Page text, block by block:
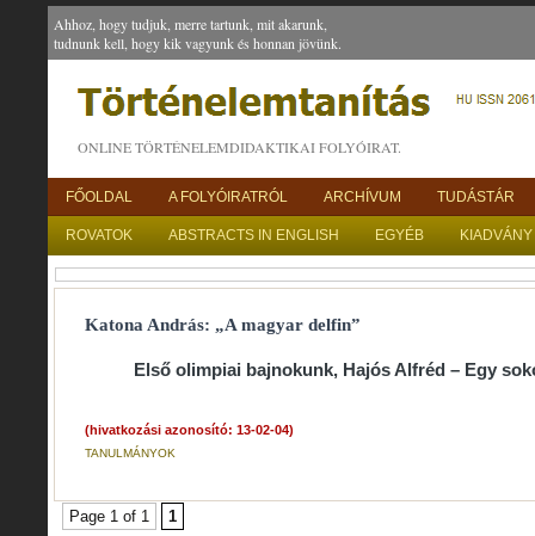
Ahhoz, hogy tudjuk, merre tartunk, mit akarunk,
tudnunk kell, hogy kik vagyunk és honnan jövünk.
ONLINE TÖRTÉNELEMDIDAKTIKAI FOLYÓIRAT.
FŐOLDAL A FOLYÓIRATRÓL ARCHÍVUM TUDÁSTÁR
ROVATOK ABSTRACTS IN ENGLISH EGYÉB
Katona András: „A magyar delfin”
Első olimpiai bajnokunk, Hajós Alfréd – Egy
(hivatkozási azonosító: 13-02-04)
TANULMÁNYOK
Page 1 of 1 1